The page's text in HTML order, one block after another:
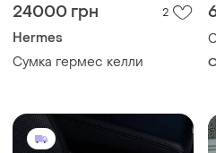
24000 грн 2
Hermes
Сумка гермес келли